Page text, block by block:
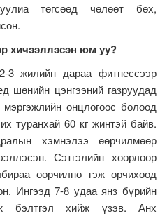
төгсөөд чөлөөт бөх,
хичээллэсэн юм уу?
3 жилийн дараа фитнессээр
шөнийн цэнгээний газруудад
онцлогоос болоод
туранхай 60 кг жинтэй байв.
хэмнэлээ өөрчилмөөр
Сэтгэлийн хөөрлөөр
өөрчилнө гэж орчихоод
Ингээд 7-8 удаа янз бүрийн
бэлтгэл хийж үзэв. Анх